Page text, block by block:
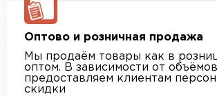
Оптово и розничная продажа
Мы продаём товары как в
оптом. В зависимости от
предоставляем клиентам
скидки